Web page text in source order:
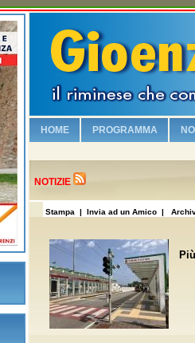
HOME PROGRAMMA
Riqualifichiamo il
Sosteniamo i
Salvaguardiamo la
No alla Moschea nel
Piscina olimpionica e
NOTIZIE
Stampa | Invia ad un Amico |